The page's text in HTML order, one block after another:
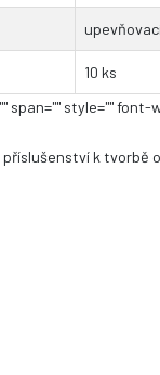
10 ks
span="" style=""
k tvorbě